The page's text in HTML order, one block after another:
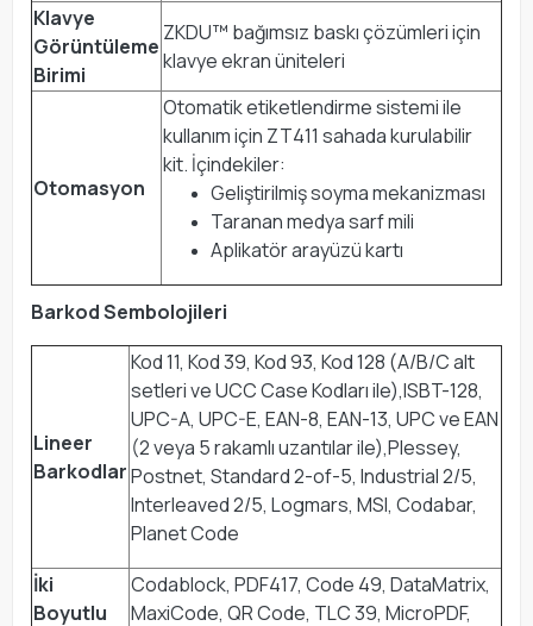
Klavye
Görüntüleme
Birimi
ZKDU™ bağımsız baskı çözümleri için
klavye ekran üniteleri
Otomasyon
Otomatik etiketlendirme sistemi ile
kullanım için ZT411 sahada kurulabilir
kit. İçindekiler:
Geliştirilmiş soyma mekanizması
Taranan medya sarf mili
Aplikatör arayüzü kartı
Barkod Sembolojileri
Lineer
Barkodlar
Kod 11, Kod 39, Kod 93, Kod 128 (A/B/C alt
setleri ve UCC Case Kodları ile),ISBT-128,
UPC-A, UPC-E, EAN-8, EAN-13, UPC ve EAN
(2 veya 5 rakamlı uzantılar ile),Plessey,
Postnet, Standard 2-of-5, Industrial 2/5,
Interleaved 2/5, Logmars, MSI, Codabar,
Planet Code
İki
Boyutlu
Codablock, PDF417, Code 49, DataMatrix,
MaxiCode, QR Code, TLC 39, MicroPDF,